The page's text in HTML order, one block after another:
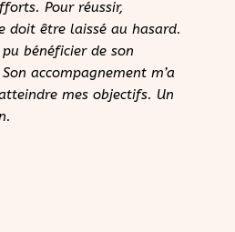
Pour réussir,
doit être laissé au hasard.
bénéficier de son
accompagnement m’a
mes objectifs. Un